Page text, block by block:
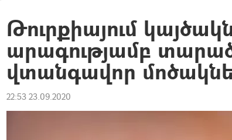
Թուրքիայում
արագությամբ
վտանգավոր
22:53 23.09.2020